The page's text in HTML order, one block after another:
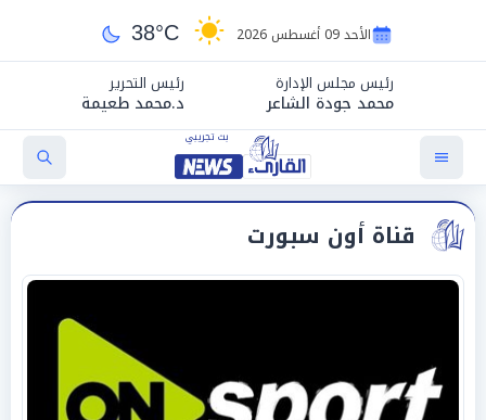
الأحد 09 أغسطس 2026 38°C
رئيس مجلس الإدارة
محمد جودة الشاعر
رئيس التحرير
د.محمد طعيمة
قناة أون سبورت